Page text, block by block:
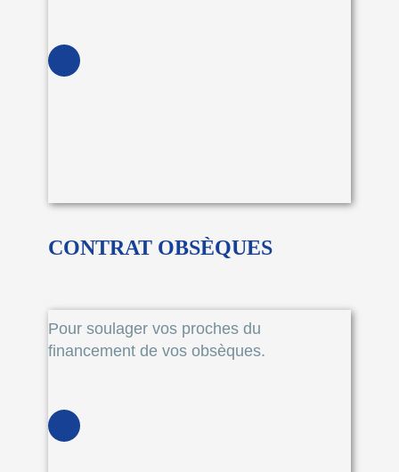
CONTRAT OBSÈQUES
Pour soulager vos proches du
financement de vos obsèques.